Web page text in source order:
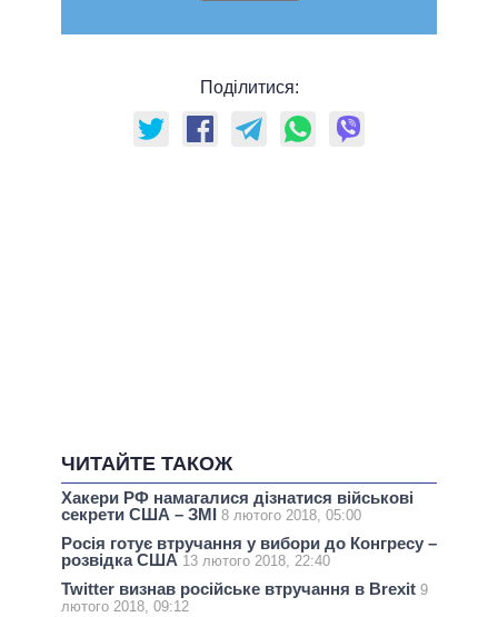
Поділитися:
ЧИТАЙТЕ ТАКОЖ
Хакери РФ намагалися дізнатися військові
секрети США – ЗМІ 8 лютого 2018, 05:00
Росія готує втручання у вибори до Конгресу –
розвідка США 13 лютого 2018, 22:40
Twitter визнав російське втручання в Brexit 9
лютого 2018, 09:12